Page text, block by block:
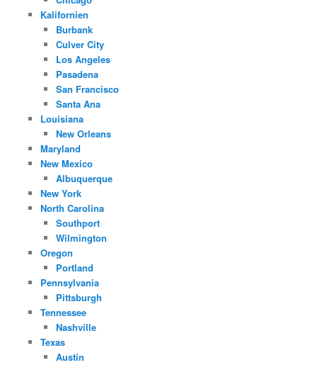
Kalifornien
Burbank
Culver City
Los Angeles
Pasadena
San Francisco
Santa Ana
Louisiana
New Orleans
Maryland
New Mexico
Albuquerque
New York
North Carolina
Southport
Wilmington
Oregon
Portland
Pennsylvania
Pittsburgh
Tennessee
Nashville
Texas
Austin